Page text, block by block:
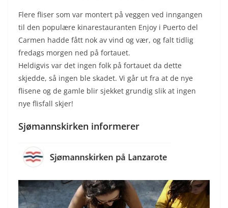
Flere fliser som var montert på veggen ved inngangen
til den populære kinarestauranten Enjoy i Puerto del
Carmen hadde fått nok av vind og vær, og falt tidlig
fredags morgen ned på fortauet.
Heldigvis var det ingen folk på fortauet da dette
skjedde, så ingen ble skadet. Vi går ut fra at de nye
flisene og de gamle blir sjekket grundig slik at ingen
nye flisfall skjer!
Sjømannskirken informerer